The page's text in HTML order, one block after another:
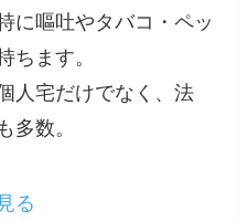
に嘔吐やタバコ・ペッ
ちます。
人宅だけでなく、法
多数。
る